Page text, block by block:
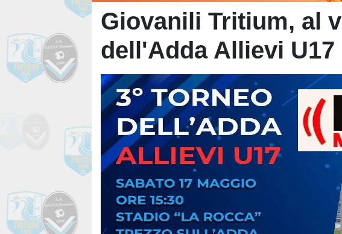
Giovanili Tritium, al
dell'Adda Allievi U17